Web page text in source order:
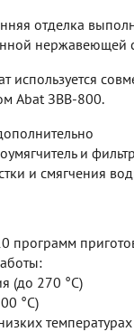
отделка
нержавеющей
используется
Abat ЗВВ-800.
и
и смягчения
программ
(до 270 °С)
°С)